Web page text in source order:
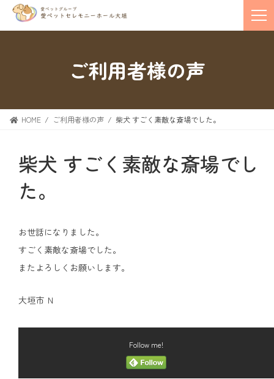
ご利用者様の声
HOME ご利用者様の声 柴犬 すごく素敵な斎場でした。
柴犬 すごく素敵な斎場でし
た。
お世話になりました。
すごく素敵な斎場でした。
またよろしくお願いします。
大垣市 Ｎ
Follow me!